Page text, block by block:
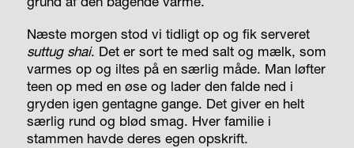
Næste morgen stod vi tidligt op og fik serveret
suttug shai. Det er sort te med salt og mælk, som
varmes op og iltes på en særlig måde. Man løfter
teen op med en øse og lader den falde ned i
gryden igen gentagne gange. Det giver en helt
særlig rund og blød smag. Hver familie i
stammen havde deres egen opskrift.